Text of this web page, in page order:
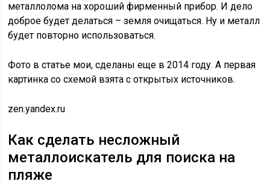
металлолома на хороший фирменный прибор. И дело
доброе будет делаться – земля очищаться. Ну и металл
будет повторно использоваться.
Фото в статье мои, сделаны еще в 2014 году. А первая
картинка со схемой взята с открытых источников.
zen.yandex.ru
Как сделать несложный
металлоискатель для поиска на
пляже